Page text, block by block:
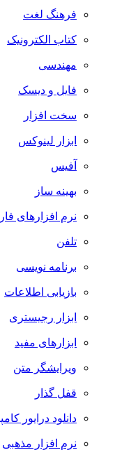
فرهنگ لغت
کتاب الکترونیک
مهندسی
فایل و دیسک
سخت افزار
ابزار لینوکس
آفیس
بهینه ساز
نرم افزارهای
تلفن
برنامه نویسی
بازیابی اطلاعات
ابزار رجیستری
ابزارهای مفید
ویرایشگر متن
قفل گذار
دانلود درایور
نرم افزار مذهبی